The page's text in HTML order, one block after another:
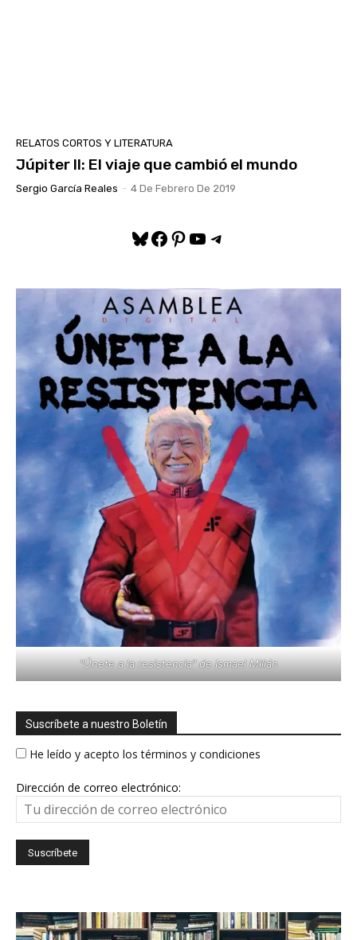
RELATOS CORTOS Y LITERATURA
Júpiter II: El viaje que cambió el mundo
Sergio García Reales - 4 De Febrero De 2019
Bluesky
Facebook
Pinterest
YouTube
Telegram
"Únete a la resistencia" de Ismael Millán
Suscríbete a nuestro Boletín
He leído y acepto los términos y condiciones
Dirección de correo electrónico: